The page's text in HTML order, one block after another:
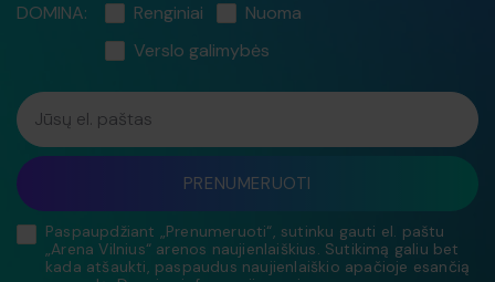
DOMINA: Renginiai
Nuoma
Verslo galimybės
Jūsų el. paštas
PRENUMERUOTI
Paspaupdžiant „Prenumeruoti“, sutinku gauti el. paštu
„Arena Vilnius“ arenos naujienlaiškius. Sutikimą galiu bet
kada atšaukti, paspaudus naujienlaiškio apačioje esančią